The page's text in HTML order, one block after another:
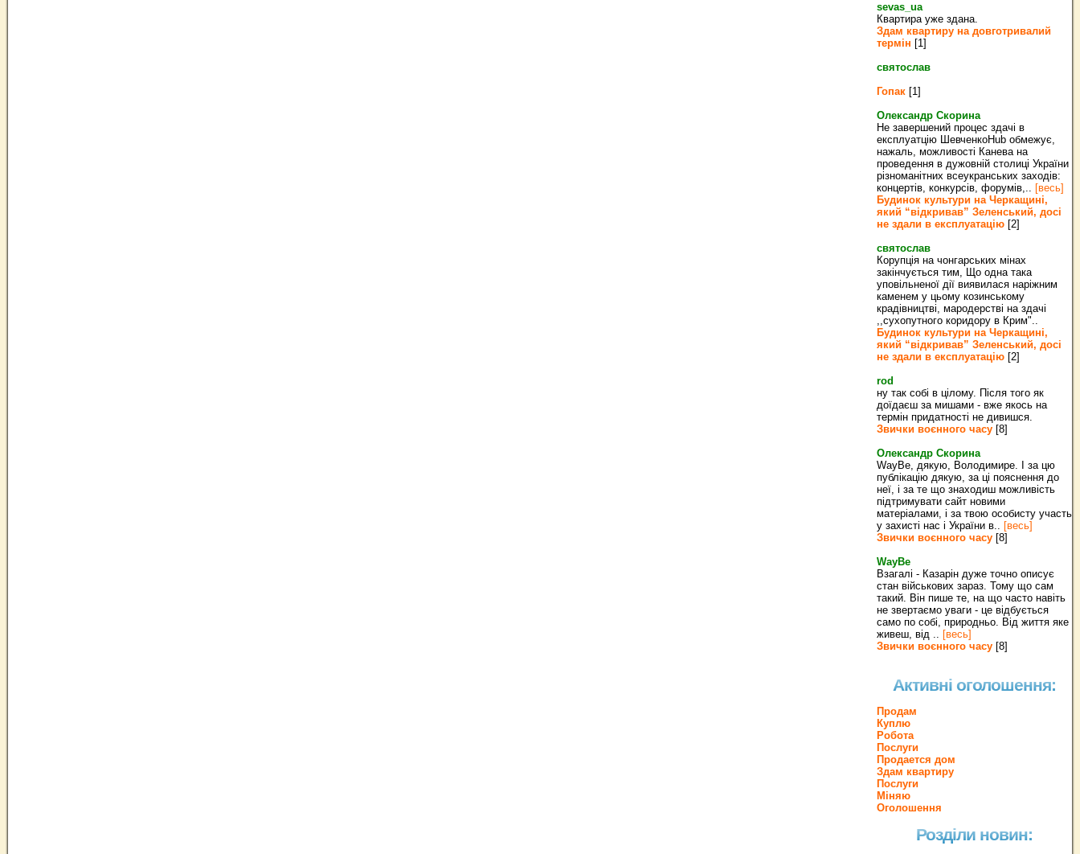
sevas_ua
Квартира уже здана.
Здам квартиру на довготривалий
термін [1]
святослав
Гопак [1]
Олександр Скорина
Не завершений процес здачі в
експлуатцію ШевченкоHub обмежує,
нажаль, можливості Канева на
проведення в дужовній столиці України
різноманітних всеукранських заходів:
концертів, конкурсів, форумів,.. [весь]
Будинок культури на Черкащині,
який “відкривав” Зеленський, досі
не здали в експлуатацію [2]
святослав
Корупція на чонгарських мінах
закінчується тим, Що одна така
уповільненої дії виявилася наріжним
каменем у цьому козинському
крадівництві, мародерстві на здачі
,,сухопутного коридору в Крим"..
Будинок культури на Черкащині,
який “відкривав” Зеленський, досі
не здали в експлуатацію [2]
rod
ну так собі в цілому. Після того як
доїдаєш за мишами - вже якось на
термін придатності не дивишся.
Звички воєнного часу [8]
Олександр Скорина
WayBe, дякую, Володимире. І за цю
публікацію дякую, за ці пояснення до
неї, і за те що знаходиш можливість
підтримувати сайт новими
матеріалами, і за твою особисту участь
у захисті нас і України в.. [весь]
Звички воєнного часу [8]
WayBe
Взагалі - Казарін дуже точно описує
стан військових зараз. Тому що сам
такий. Він пише те, на що часто навіть
не звертаємо уваги - це відбується
само по собі, природньо. Від життя яке
живеш, від .. [весь]
Звички воєнного часу [8]
Активні оголошення:
Продам
Куплю
Робота
Послуги
Продается дом
Здам квартиру
Послуги
Міняю
Оголошення
Розділи новин: